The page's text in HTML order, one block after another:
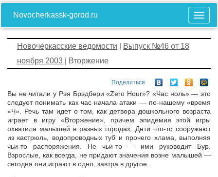
Novocherkassk-gorod.ru
Новочеркасские ведомости
Выпуск №46 от 18
ноября 2003 | Вторжение
Поделиться
Вы не читали у Рэя Брэдбери «Zero Hour»? «Час ноль» — это
следует понимать как час начала атаки — по-нашему «время
«Ч». Речь там идет о том, как детвора дошкольного возраста
играет в игру «Вторжение», причем эпидемия этой игры
охватила малышей в разных городах. Дети что-то сооружают
из кастрюль, водопроводных туб и прочего хлама, выполняя
чьи-то распоряжения. Не чьи-то — ими руководит Бур.
Взрослые, как всегда, не придают значения возне малышей —
сегодня они играют в одно, завтра в другое.